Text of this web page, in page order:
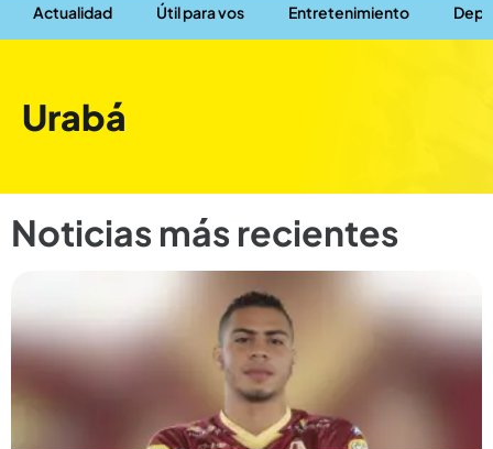
Actualidad Útil para vos Entretenimiento
Urabá
Noticias más recientes